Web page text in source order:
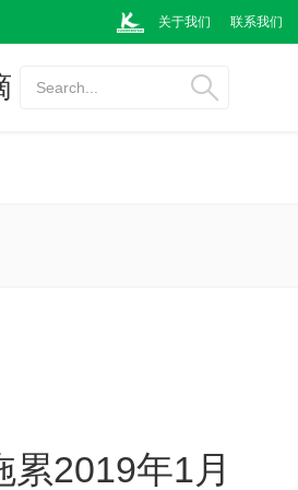
关于我们 联系我们
Search...
2019年1月